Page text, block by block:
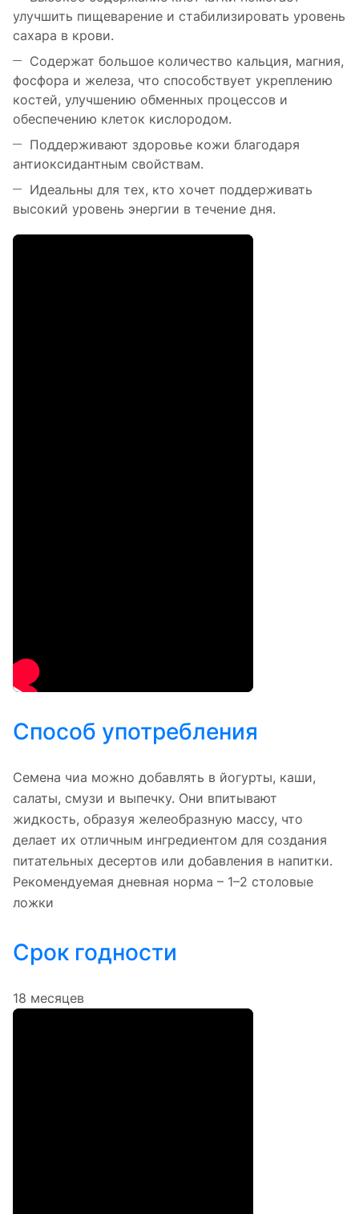
улучшить пищеварение и стабилизировать уровень
сахара в крови.
Содержат большое количество кальция, магния,
фосфора и железа, что способствует укреплению
костей, улучшению обменных процессов и
обеспечению клеток кислородом.
Поддерживают здоровье кожи благодаря
антиоксидантным свойствам.
Идеальны для тех, кто хочет поддерживать
высокий уровень энергии в течение дня.
Способ употребления
Семена чиа можно добавлять в йогурты, каши,
салаты, смузи и выпечку. Они впитывают
жидкость, образуя желеобразную массу, что
делает их отличным ингредиентом для создания
питательных десертов или добавления в напитки.
Рекомендуемая дневная норма – 1–2 столовые
ложки
Срок годности
18 месяцев